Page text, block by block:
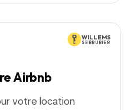
WILLEMS
SERRURIER
Airbnb
votre location